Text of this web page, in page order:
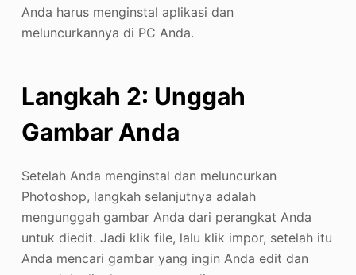
Anda harus menginstal aplikasi dan
meluncurkannya di PC Anda.
Langkah 2: Unggah
Gambar Anda
Setelah Anda menginstal dan meluncurkan
Photoshop, langkah selanjutnya adalah
mengunggah gambar Anda dari perangkat Anda
untuk diedit. Jadi klik file, lalu klik impor, setelah itu
Anda mencari gambar yang ingin Anda edit dan